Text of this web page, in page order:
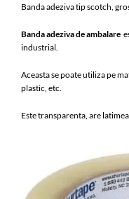
Banda adeziva tip scotch,
Banda adeziva de ambalare
industrial.
Aceasta se poate utiliza pe
plastic, etc.
Este transparenta, are